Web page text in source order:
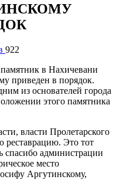
922
в Нахичевани
приведен в порядок.
из основателей города
этого памятника
власти Пролетарского
реставрацию. Это тот
спасибо администрации
место
Аргутинскому,